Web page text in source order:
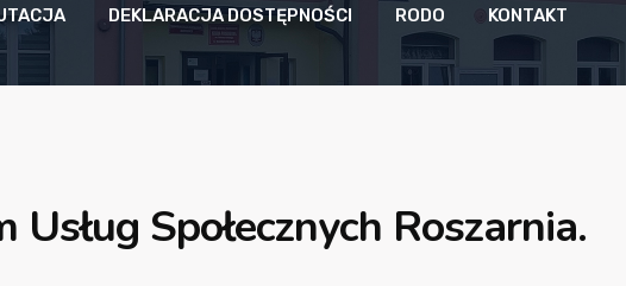
DEKLARACJA DOSTĘPNOŚCI RODO KONTAKT
Społecznych Roszarnia.